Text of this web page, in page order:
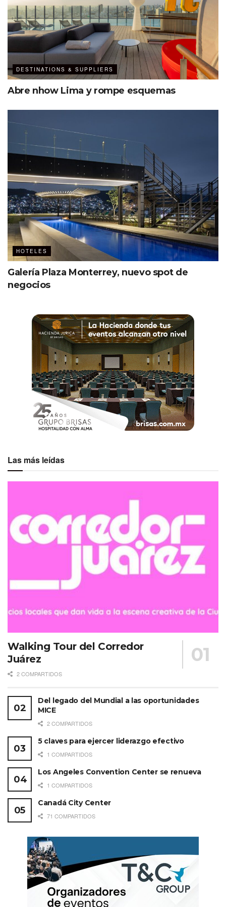
DESTINATIONS & SUPPLIERS
Abre nhow Lima y rompe esquemas
HOTELES
Galería Plaza Monterrey, nuevo spot de
negocios
Las más leídas
Walking Tour del Corredor
Juárez
2 COMPARTIDOS
Del legado del Mundial a las oportunidades
MICE
2 COMPARTIDOS
5 claves para ejercer liderazgo efectivo
1 COMPARTIDOS
Los Angeles Convention Center se renueva
1 COMPARTIDOS
Canadá City Center
71 COMPARTIDOS